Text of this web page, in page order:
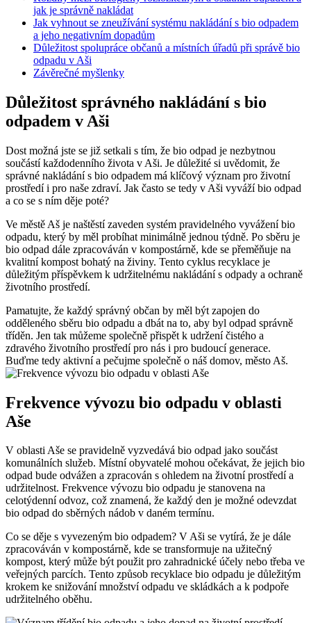
jak je správně nakládat
Jak vyhnout se zneužívání ⁢systému nakládání s bio odpadem
a⁤ jeho negativním dopadům
Důležitost spolupráce občanů a místních‍ úřadů při správě bio
odpadu ⁤v Aši
Závěrečné ⁣myšlenky
Důležitost správného nakládání s bio
‌odpadem v Aši
Dost‍ možná jste se již setkali s tím, že‍ bio ⁤odpad je ⁣nezbytnou
součástí každodenního života v‍ Aši. ⁣Je důležité si uvědomit, že
správné nakládání ⁤s bio odpadem ​má klíčový význam ​pro životní
prostředí i pro ⁢naše⁣ zdraví. Jak často se tedy ⁤v Aši vyváží ⁤bio odpad
a co ⁣se ⁢s ním děje poté?
Ve ​městě ⁢Aš je naštěstí ‌zaveden systém pravidelného vyvážení bio
odpadu, který​ by‍ měl probíhat minimálně jednou týdně. Po sběru⁤ je
⁤bio odpad dále zpracováván v kompostárně, kde se přeměňuje ⁣na
kvalitní kompost bohatý⁣ na živiny.⁣ Tento cyklus recyklace ‍je⁣
důležitým⁤ příspěvkem k udržitelnému nakládání s​ odpady a ochraně​
životního ⁤prostředí.
Pamatujte, že⁣ každý správný občan by měl ‌být zapojen ‌do
odděleného sběru ⁣bio odpadu a dbát na⁢ to, aby⁢ byl‍ odpad ‍správně
tříděn. Jen tak​ můžeme společně přispět​ k udržení‌ čistého a
zdravého životního prostředí pro ⁢nás ⁣i pro budoucí generace.
⁤Buďme tedy ‍aktivní ⁢a pečujme společně o náš domov, město Aš.
Frekvence ⁣vývozu bio odpadu ‌v ⁢oblasti⁣
Aše
V oblasti Aše se pravidelně ​vyzvedává⁣ bio odpad jako součást
komunálních ⁢služeb. Místní ​obyvatelé mohou očekávat, že jejich bio
odpad bude ‌odvážen ⁤a zpracován s ohledem​ na životní prostředí‍ a
udržitelnost.​ Frekvence vývozu bio odpadu je ⁣stanovena na⁣
celotýdenní odvoz, což znamená, že každý​ den⁢ je možné ‌odevzdat‌
bio odpad do sběrných nádob v daném termínu.
Co se⁤ děje ⁤s ‍vyvezeným bio odpadem? V ​Aši se vytírá,⁣ že je dále⁤
zpracováván v kompostárně, kde ⁤se ⁣transformuje na užitečný‍
kompost, který může být použit pro zahradnické účely nebo třeba ve
veřejných parcích. Tento způsob recyklace bio odpadu je důležitým
krokem ke snižování množství odpadu ve⁤ skládkách a k podpoře ​
udržitelného‍ oběhu.